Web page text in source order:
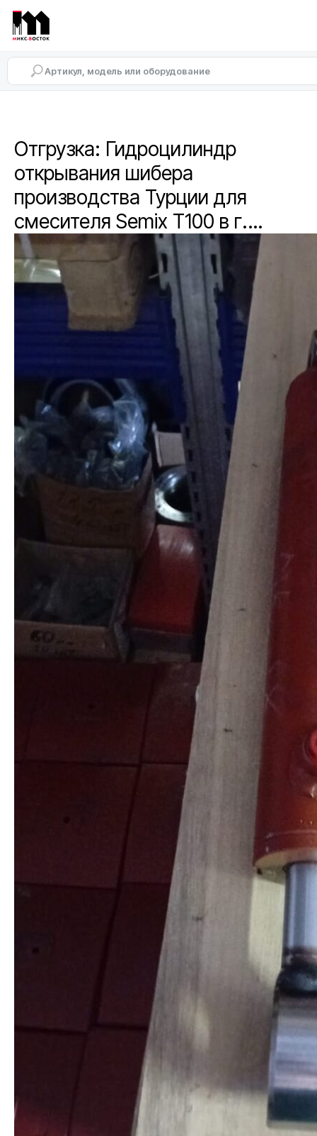
Отгрузка: Гидроцилиндр
открывания шибера
производства Турции для
смесителя Semix T100 в г.…